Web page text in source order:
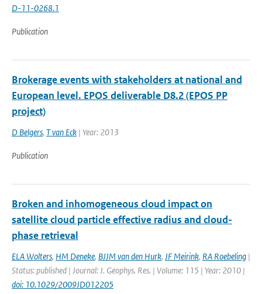
D-11-0268.1
Publication
Brokerage events with stakeholders at national and
European level. EPOS deliverable D8.2 (EPOS PP
project)
D Belgers, T van Eck | Year: 2013
Publication
Broken and inhomogeneous cloud impact on
satellite cloud particle effective radius and cloud-
phase retrieval
ELA Wolters, HM Deneke, BJJM van den Hurk, JF Meirink, RA Roebeling |
Status: published | Journal: J. Geophys. Res. | Volume: 115 | Year: 2010 |
doi: 10.1029/2009JD012205